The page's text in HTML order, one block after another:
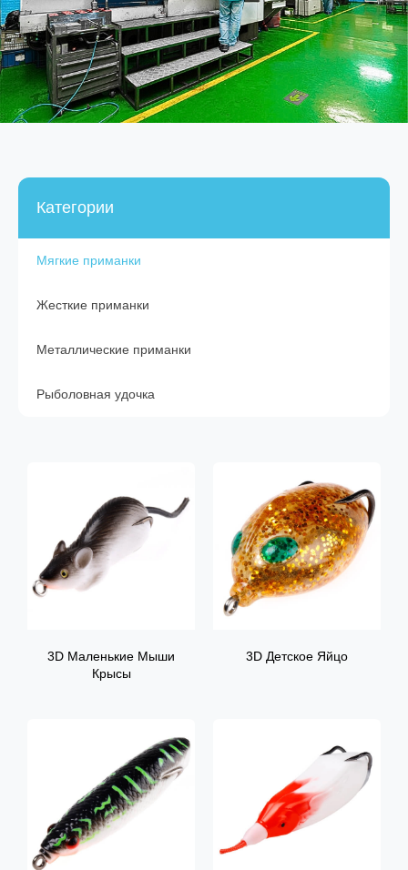
Категории
Мягкие приманки
Жесткие приманки
Металлические приманки
Рыболовная удочка
3D Маленькие Мыши
Крысы
3D Детское Яйцо